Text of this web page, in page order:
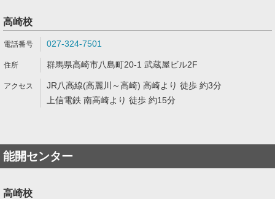
高崎校
027-324-7501
群馬県高崎市八島町20-1 武蔵屋ビル2F
JR八高線(高麗川～高崎) 高崎より 徒歩 約3分
上信電鉄 南高崎より 徒歩 約15分
能開センター
高崎校